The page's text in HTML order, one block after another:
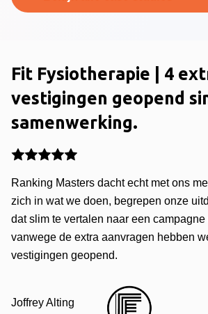
Fit Fysiotherapie | 4
vestigingen geopend
samenwerking.
Ranking Masters dacht echt met ons
zich in wat we doen, begrepen onze
dat slim te vertalen naar een
vanwege de extra aanvragen hebben
vestigingen geopend.
Joffrey Alting